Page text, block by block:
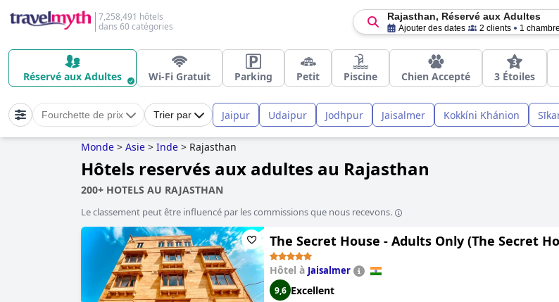
7,258,491 hôtels
dans 60 catégories
Rajasthan, Réservé aux Adultes
Ajouter des dates 2 clients 1 chambre
Réservé aux Adultes Wi-Fi Gratuit Parking Petit Piscine Chien Accepté 3 Étoiles
Fourchette de prix Trier par Jaipur Udaipur Jodhpur Jaisalmer Kokkíni Khánion
Monde > Asie > Inde > Rajasthan
Hôtels reservés aux adultes au Rajasthan
200+ HOTELS AU RAJASTHAN
Le classement peut être influencé par les commissions que nous recevons.
The Secret House - Adults Only (The Secret
Hôtel à Jaisalmer
9,6 Excellent